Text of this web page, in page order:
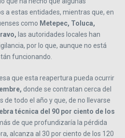
a estas entidades, mientras que, en
como Metepec, Toluca,
las autoridades locales han
por lo que, aunque no está
funcionando.
que esta reapertura pueda ocurrir
donde se contratan cerca del
de todo el año y que, de no llevarse
técnica del 90 por ciento de los
de que profundizaría la pérdida
alcanza al 30 por ciento de los 120